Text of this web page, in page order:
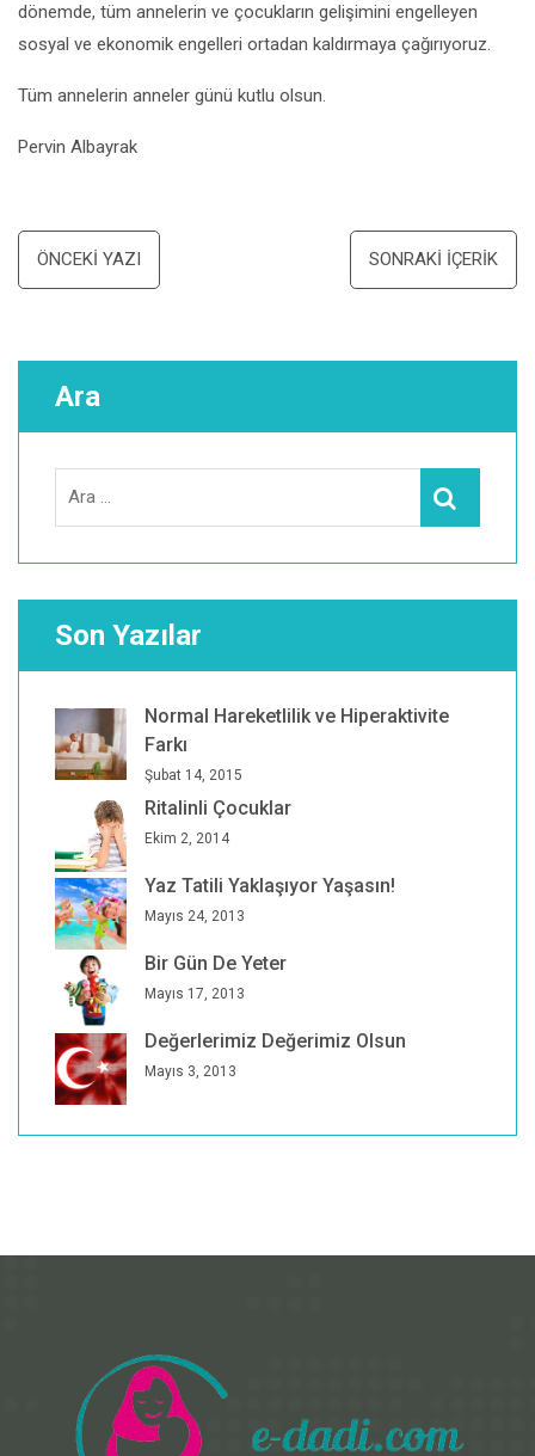
dönemde, tüm annelerin ve çocukların gelişimini engelleyen
sosyal ve ekonomik engelleri ortadan kaldırmaya çağırıyoruz.
Tüm annelerin anneler günü kutlu olsun.
Pervin Albayrak
Yazı
dolaşımı
ÖNCEKI YAZI SONRAKI İÇERIK
Ara
Ara
Son Yazılar
Normal Hareketlilik ve Hiperaktivite
Farkı
Şubat 14, 2015
Ritalinli Çocuklar
Ekim 2, 2014
Yaz Tatili Yaklaşıyor Yaşasın!
Mayıs 24, 2013
Bir Gün De Yeter
Mayıs 17, 2013
Değerlerimiz Değerimiz Olsun
Mayıs 3, 2013